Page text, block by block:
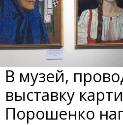
В музей,
выставку
Порошенко